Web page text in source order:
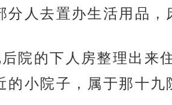
人去置办生活用品，
院的下人房整理出来
小院子，属于那十九